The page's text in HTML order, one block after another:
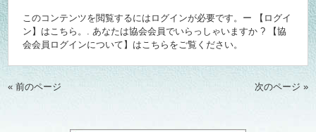
このコンテンツを閲覧するにはログインが必要です。ー
【ログイ
ン】はこちら。 . あなたは協会会員でいらっしゃいますか ?
【協
会会員ログインについて】はこちらをご覧ください。
« 前のページ 次のページ »